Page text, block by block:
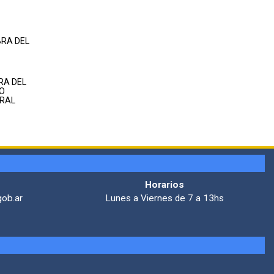
DEL
Horarios
Lunes a Viernes de 7 a 13hs